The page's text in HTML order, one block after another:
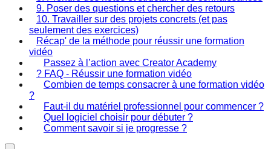
9. Poser des questions et chercher des retours
10. Travailler sur des projets concrets (et pas
seulement des exercices)
Récap' de la méthode pour réussir une formation
vidéo
Passez à l’action avec Creator Academy
? FAQ - Réussir une formation vidéo
Combien de temps consacrer à une formation vidéo
?
Faut-il du matériel professionnel pour commencer ?
Quel logiciel choisir pour débuter ?
Comment savoir si je progresse ?